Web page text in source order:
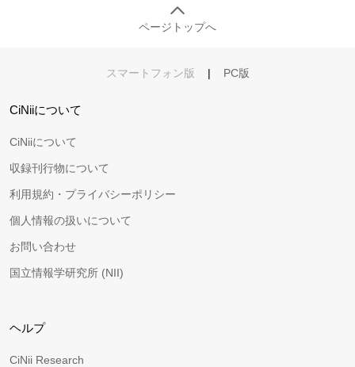
ページトップへ
スマートフォン版 | PC版
CiNiiについて
CiNiiについて
収録刊行物について
利用規約・プライバシーポリシー
個人情報の扱いについて
お問い合わせ
国立情報学研究所 (NII)
ヘルプ
CiNii Research